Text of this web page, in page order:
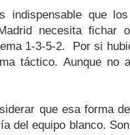
que los
necesita fichar
1-3-5-2. Por si
táctico. Aunque no
que esa forma
del equipo blanco.